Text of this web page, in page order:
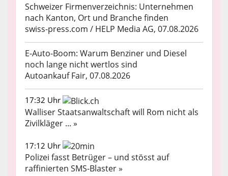
Schweizer Firmenverzeichnis: Unternehmen
nach Kanton, Ort und Branche finden
swiss-press.com / HELP Media AG, 07.08.2026
E-Auto-Boom: Warum Benziner und Diesel
noch lange nicht wertlos sind
Autoankauf Fair, 07.08.2026
17:32 Uhr
Walliser Staatsanwaltschaft will Rom nicht als
Zivilkläger ... »
17:12 Uhr
Polizei fasst Betrüger – und stösst auf
raffinierten SMS-Blaster »